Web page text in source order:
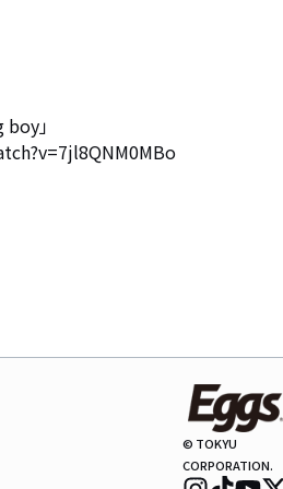
」
© TOKYU
CORPORATION.